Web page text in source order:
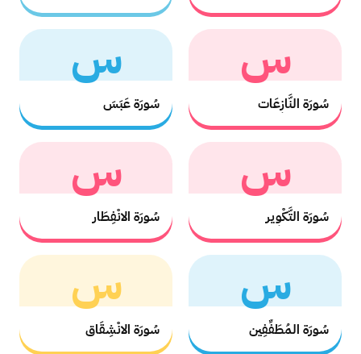
س
سُورَة النَّازِعَات
س
سُورَة عَبَسَ
س
سُورَة التَّكْوِير
س
سُورَة الانْفِطَار
س
سُورَة المُطَفِّفِين
س
سُورَة الانْشِقَاق